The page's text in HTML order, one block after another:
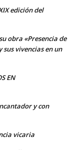
edición del
obra «Presencia de
sus vivencias en un
EN
y con
vicaria